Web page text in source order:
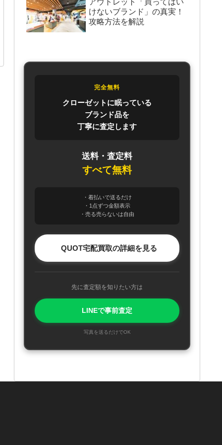
アウトレット「買ってはい
けないブランド」の真実！
攻略方法を解説
完全無料
クローゼットに眠っている
ブランド品を
丁寧に査定します
送料・査定料
すべて無料
・着払いで送るだけ
・1点ずつ金額表示
・売る売らないは自由
QUOT宅配買取の詳細を見る
先に査定額を知りたい方は
LINEで事前査定
写真を送るだけでOK